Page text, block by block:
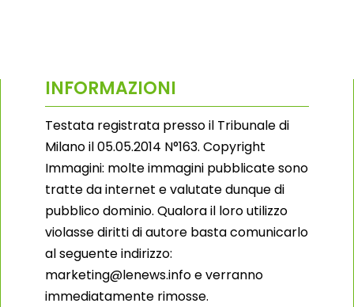
INFORMAZIONI
Testata registrata presso il Tribunale di
Milano il 05.05.2014 N°163. Copyright
Immagini: molte immagini pubblicate sono
tratte da internet e valutate dunque di
pubblico dominio. Qualora il loro utilizzo
violasse diritti di autore basta comunicarlo
al seguente indirizzo:
marketing@lenews.info e verranno
immediatamente rimosse.